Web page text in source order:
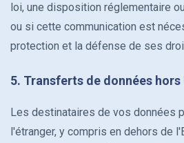
loi, une disposition réglementaire
ou si cette communication est
protection et la défense de ses
5. Transferts de données hors
Les destinataires de vos données
l'étranger, y compris en dehors de